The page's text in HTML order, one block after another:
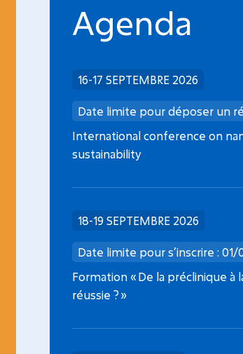
Date limite dépôt dossier : 08/09/2026
Médicaments de thérapie innovante en
Agenda
16-17 SEPTEMBRE 2026
Date limite pour déposer un
International conference on
sustainability
18-19 SEPTEMBRE 2026
Date limite pour s’inscrire : 01/
Formation « De la préclinique à
réussie ? »